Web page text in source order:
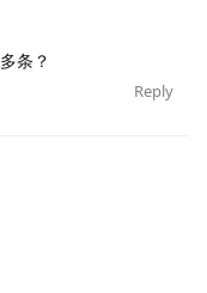
条？
Reply